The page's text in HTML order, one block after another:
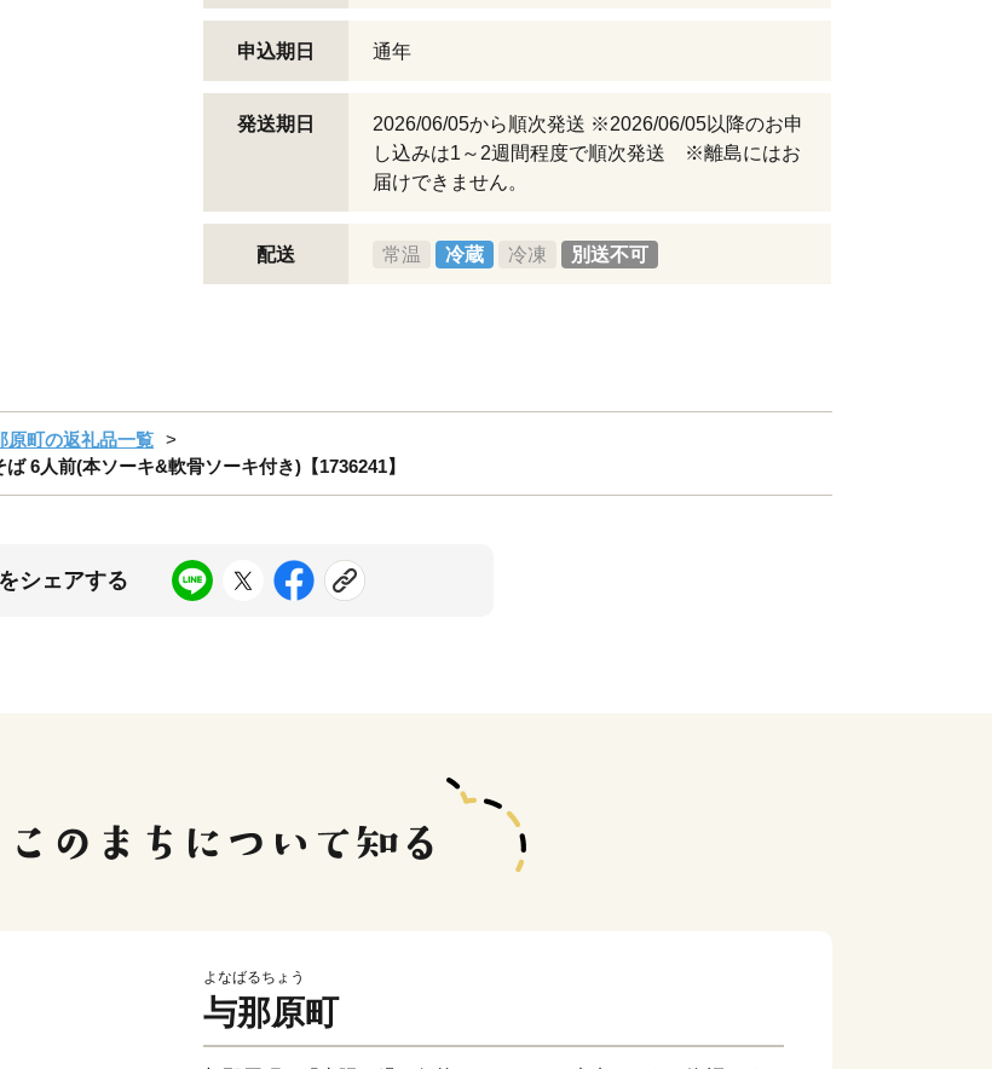
申込期日 通年
発送期日
2026/06/05から順次発送 ※2026/06/05以降のお申
し込みは1～2週間程度で順次発送 ※離島にはお
届けできません。
配送 常温 冷蔵 冷凍 別送不可
原町の返礼品一覧
6人前(本ソーキ&軟骨ソーキ付き)【1736241】
シェアする
よなばるちょう
与那原町